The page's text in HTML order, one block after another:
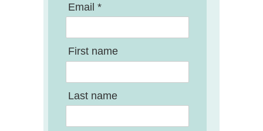
Email *
First name
Last name